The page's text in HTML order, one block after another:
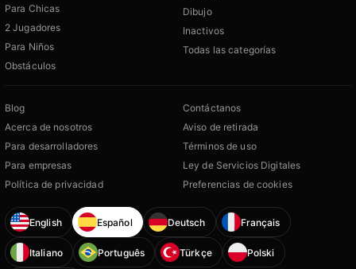
Para Chicas
2 Jugadores
Para Niños
Obstáculos
Dibujo
Inactivos
Todas las categorías
Blog
Acerca de nosotros
Para desarrolladores
Para empresas
Política de privacidad
Contáctanos
Aviso de retirada
Términos de uso
Ley de Servicios Digitales
Preferencias de cookies
English Español Deutsch Français
Italiano Português Türkçe Polski